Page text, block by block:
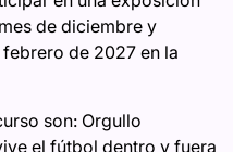
de diciembre y
de 2027 en la
son: Orgullo
el fútbol dentro y fuera